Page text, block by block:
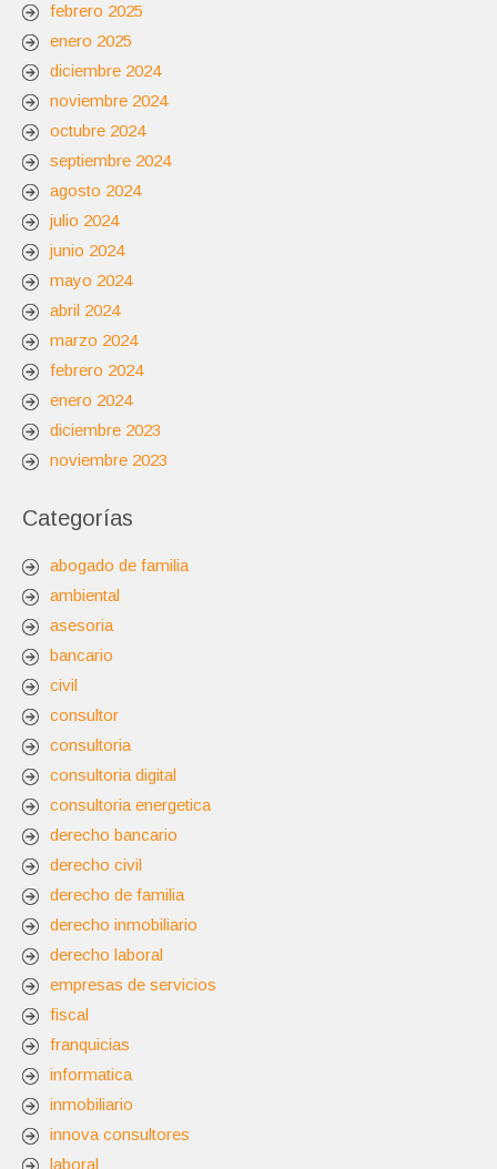
febrero 2025
enero 2025
diciembre 2024
noviembre 2024
octubre 2024
septiembre 2024
agosto 2024
julio 2024
junio 2024
mayo 2024
abril 2024
marzo 2024
febrero 2024
enero 2024
diciembre 2023
noviembre 2023
Categorías
abogado de familia
ambiental
asesoria
bancario
civil
consultor
consultoria
consultoria digital
consultoria energetica
derecho bancario
derecho civil
derecho de familia
derecho inmobiliario
derecho laboral
empresas de servicios
fiscal
franquicias
informatica
inmobiliario
innova consultores
laboral